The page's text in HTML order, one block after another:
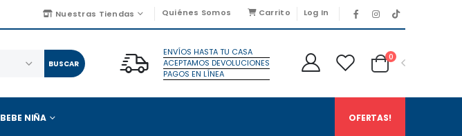
Nuestras Tiendas Quiénes Somos Carrito Log In
BUSCAR
ENVÍOS HASTA TU CASA
ACEPTAMOS DEVOLUCIONES
PAGOS EN LÍNEA
0
BEBE NIÑA OFERTAS!